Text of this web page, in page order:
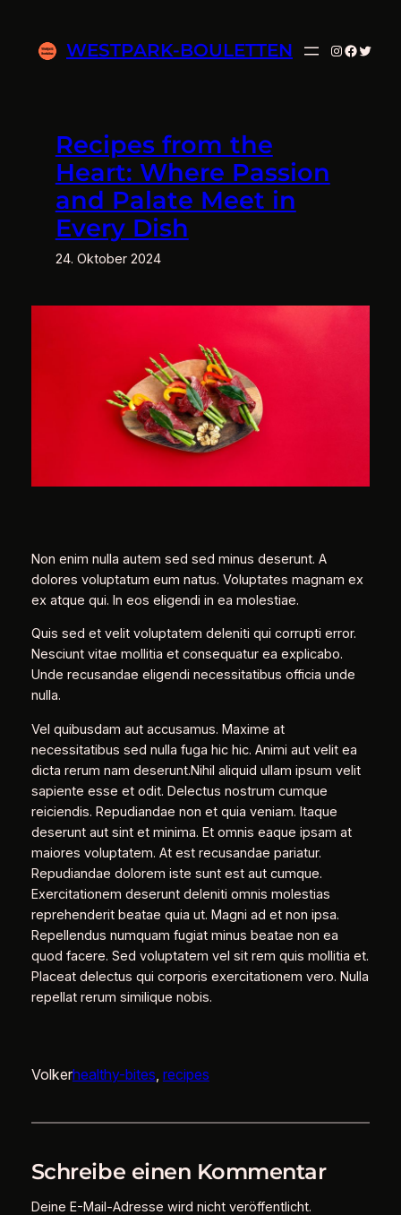
springen
WESTPARK-BOULETTEN Instagram
Twitter
Recipes from the
Heart: Where Passion
and Palate Meet in
Every Dish
24. Oktober 2024
Non enim nulla autem sed sed minus deserunt. A
dolores voluptatum eum natus. Voluptates magnam ex
ex atque qui. In eos eligendi in ea molestiae.
Quis sed et velit voluptatem deleniti qui corrupti error.
Nesciunt vitae mollitia et consequatur ea explicabo.
Unde recusandae eligendi necessitatibus officia unde
nulla.
Vel quibusdam aut accusamus. Maxime at
necessitatibus sed nulla fuga hic hic. Animi aut velit ea
dicta rerum nam deserunt.Nihil aliquid ullam ipsum velit
sapiente esse et odit. Delectus nostrum cumque
reiciendis. Repudiandae non et quia veniam. Itaque
deserunt aut sint et minima. Et omnis eaque ipsam at
maiores voluptatem. At est recusandae pariatur.
Repudiandae dolorem iste sunt est aut cumque.
Exercitationem deserunt deleniti omnis molestias
reprehenderit beatae quia ut. Magni ad et non ipsa.
Repellendus numquam fugiat minus beatae non ea
quod facere. Sed voluptatem vel sit rem quis mollitia et.
Placeat delectus qui corporis exercitationem vero. Nulla
repellat rerum similique nobis.
Volkerhealthy-bites, recipes
Schreibe einen Kommentar
Deine E-Mail-Adresse wird nicht veröffentlicht.